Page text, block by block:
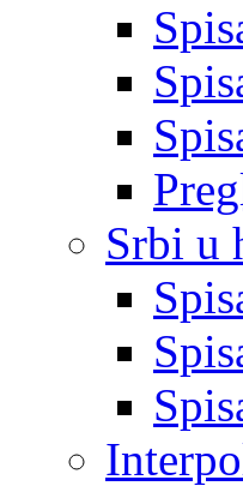
Srbi u